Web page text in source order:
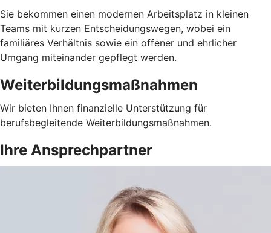
Sie bekommen einen modernen Arbeitsplatz in kleinen
Teams mit kurzen Entscheidungswegen, wobei ein
familiäres Verhältnis sowie ein offener und ehrlicher
Umgang miteinander gepflegt werden.
Weiterbildungsmaßnahmen
Wir bieten Ihnen finanzielle Unterstützung für
berufsbegleitende Weiterbildungsmaßnahmen.
Ihre Ansprechpartner